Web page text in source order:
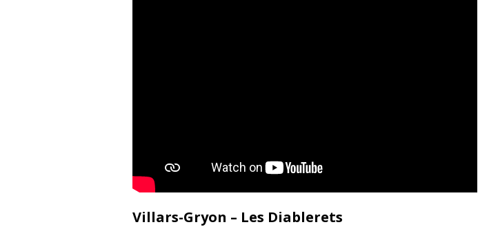
Villars-Gryon – Les Diablerets